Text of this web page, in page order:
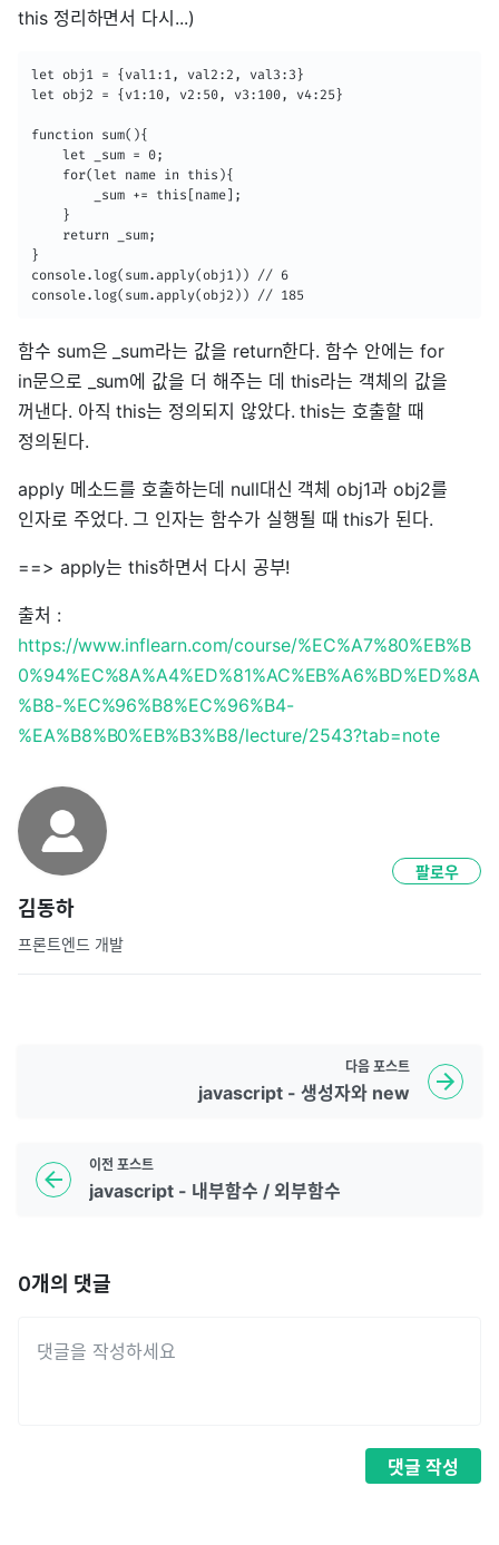
this 정리하면서 다시...)
let obj1 = {val1:1, val2:2, val3:3}
let obj2 = {v1:10, v2:50, v3:100, v4:25}
function sum(){
    let _sum = 0;
    for(let name in this){
        _sum += this[name];
    }
    return _sum;
}
console.log(sum.apply(obj1)) // 6
console.log(sum.apply(obj2)) // 185
함수 sum은 _sum라는 값을 return한다. 함수 안에는 for
in문으로 _sum에 값을 더 해주는 데 this라는 객체의 값을
꺼낸다. 아직 this는 정의되지 않았다. this는 호출할 때
정의된다.
apply 메소드를 호출하는데 null대신 객체 obj1과 obj2를
인자로 주었다. 그 인자는 함수가 실행될 때 this가 된다.
==> apply는 this하면서 다시 공부!
출처 :
https://www.inflearn.com/course/%EC%A7%80%EB%B
0%94%EC%8A%A4%ED%81%AC%EB%A6%BD%ED%8A
%B8-%EC%96%B8%EC%96%B4-
%EA%B8%B0%EB%B3%B8/lecture/2543?tab=note
김동하
프론트엔드 개발
팔로우
이전 포스트
javascript - 내부함수 / 외부함수
다음 포스트
javascript - 생성자와 new
0개의 댓글
댓글 작성